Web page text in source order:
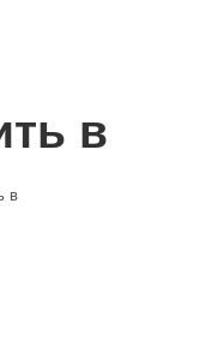
в
в